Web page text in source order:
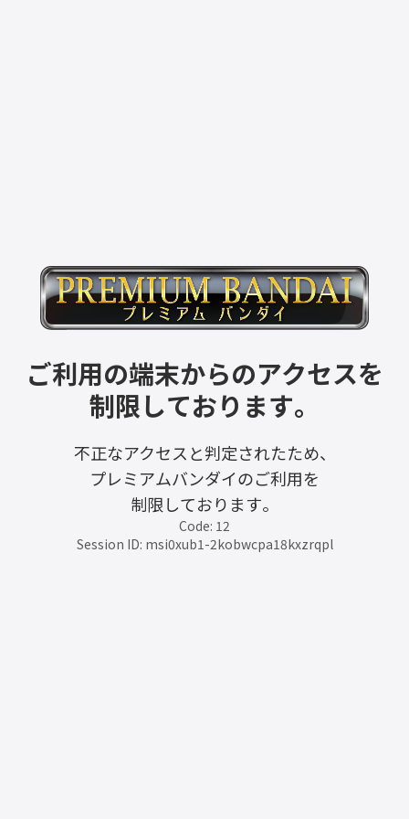
ご利用の端末からのアクセスを
制限しております。
不正なアクセスと判定されたため、
プレミアムバンダイのご利用を
制限しております。
Code: 12
Session ID: msi0xub1-2kobwcpa18kxzrqpl